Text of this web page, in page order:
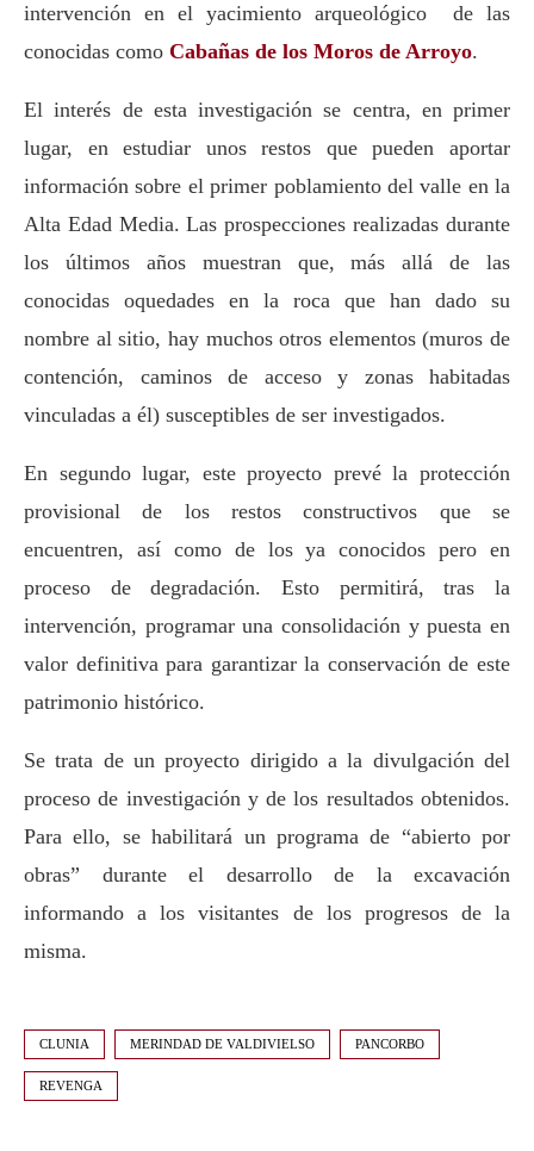
intervención en el yacimiento arqueológico de las
conocidas como Cabañas de los Moros de Arroyo.
El interés de esta investigación se centra, en primer
lugar, en estudiar unos restos que pueden aportar
información sobre el primer poblamiento del valle en la
Alta Edad Media. Las prospecciones realizadas durante
los últimos años muestran que, más allá de las
conocidas oquedades en la roca que han dado su
nombre al sitio, hay muchos otros elementos (muros de
contención, caminos de acceso y zonas habitadas
vinculadas a él) susceptibles de ser investigados.
En segundo lugar, este proyecto prevé la protección
provisional de los restos constructivos que se
encuentren, así como de los ya conocidos pero en
proceso de degradación. Esto permitirá, tras la
intervención, programar una consolidación y puesta en
valor definitiva para garantizar la conservación de este
patrimonio histórico.
Se trata de un proyecto dirigido a la divulgación del
proceso de investigación y de los resultados obtenidos.
Para ello, se habilitará un programa de “abierto por
obras” durante el desarrollo de la excavación
informando a los visitantes de los progresos de la
misma.
CLUNIA MERINDAD DE VALDIVIELSO PANCORBO
REVENGA